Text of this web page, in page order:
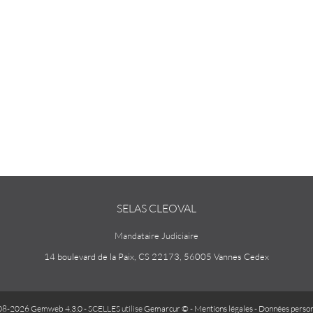
SELAS CLEOVAL
Mandataire Judiciaire
14 boulevard de la Paix, CS 22173, 56005 Vannes Cedex
2026 Gemweb 4.3.0- SCELLES utiliseGemarcur © - Mentions légales- Données